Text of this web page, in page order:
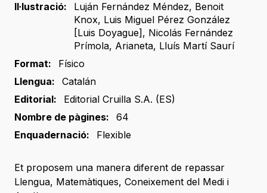
Il·lustració:
Luján Fernández Méndez, Benoit
Knox, Luis Miguel Pérez González
[Luis Doyague] , Nicolás Fernández
Prímola, Arianeta, Lluís Martí Saurí
Format:
Físico
Llengua:
Catalán
Editorial:
Editorial Cruilla S.A. (ES)
Nombre de pàgines:
64
Enquadernació:
Flexible
Et proposem una manera diferent de repassar
Llengua, Matemàtiques, Coneixement del Medi i